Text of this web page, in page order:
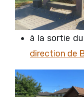
à la sortie
direction de